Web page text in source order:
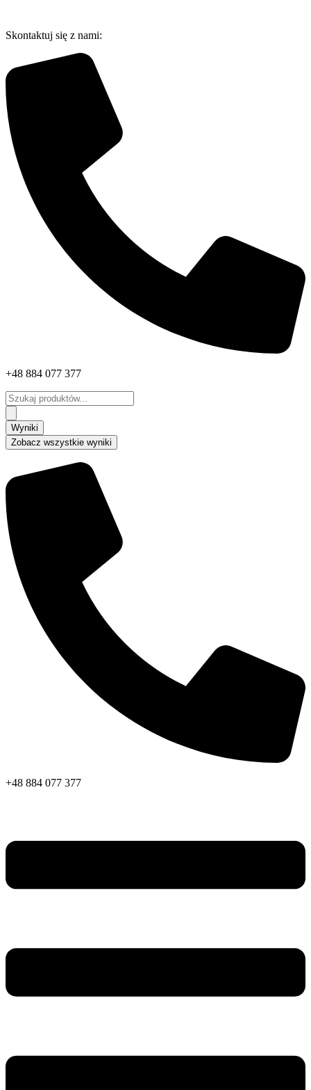
treści
Skontaktuj się z nami:
+48 884 077 377
Search
...
Wyniki
Zobacz wszystkie wyniki
+48 884 077 377